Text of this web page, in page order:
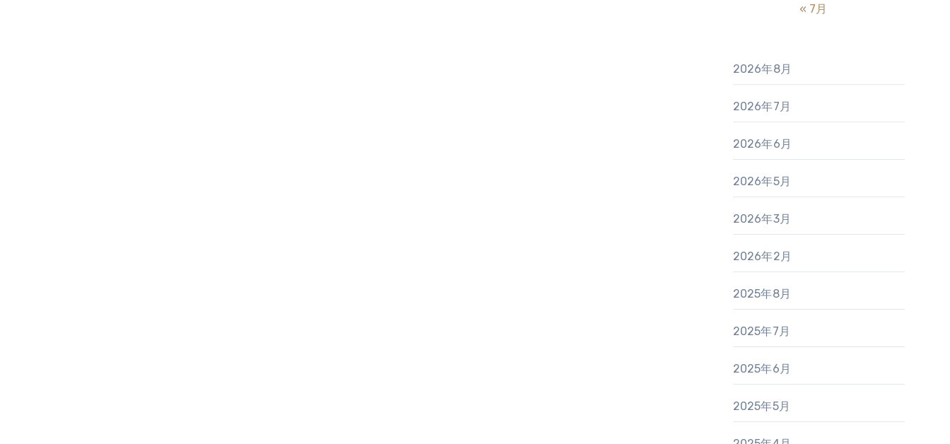
« 7月
2026年8月
2026年7月
2026年6月
2026年5月
2026年3月
2026年2月
2025年8月
2025年7月
2025年6月
2025年5月